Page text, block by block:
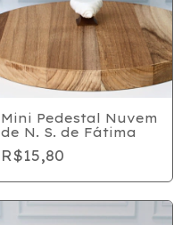
Mini Pedestal Nuvem
de N. S. de Fátima
R$15,80